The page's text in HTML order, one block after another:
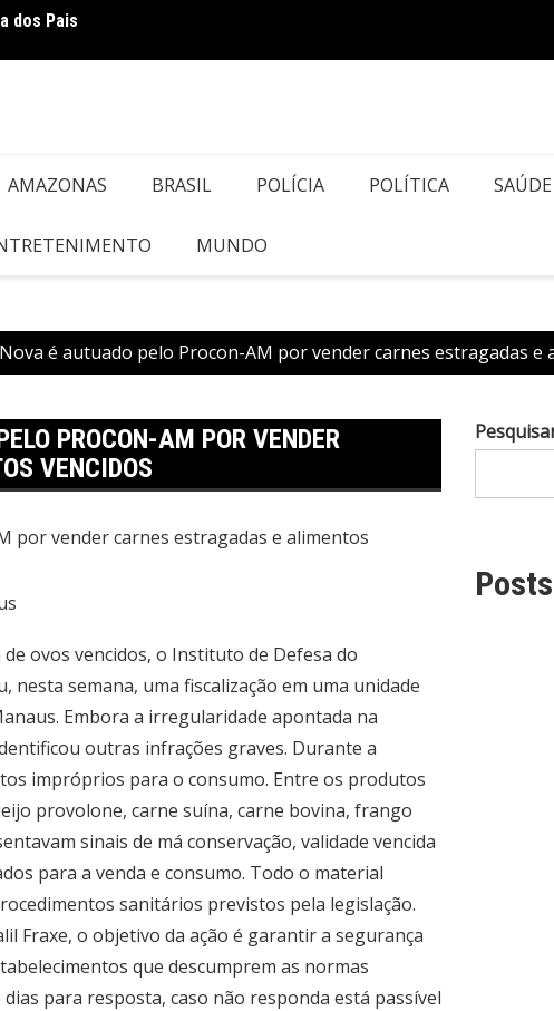
dos Pais
DESCASO:
AMAZONAS BRASIL POLÍCIA POLÍTICA SAÚDE
MUNDO
é autuado pelo Procon-AM por vender carnes estragadas e
PROCON-AM POR VENDER
VENCIDOS
ovos vencidos, o Instituto de Defesa do
semana, uma fiscalização em uma unidade
Embora a irregularidade apontada na
outras infrações graves. Durante a
impróprios para o consumo. Entre os produtos
provolone, carne suína, carne bovina, frango
sinais de má conservação, validade vencida
para a venda e consumo. Todo o material
sanitários previstos pela legislação.
Fraxe, o objetivo da ação é garantir a segurança
que descumprem as normas
para resposta, caso não responda está passível